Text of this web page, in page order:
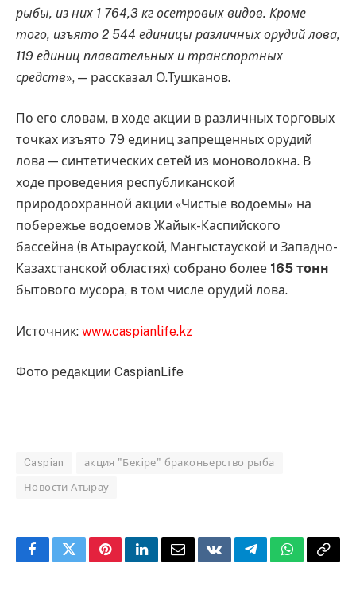
рыбы, из них 1 764,3 кг осетровых видов. Кроме
того, изъято 2 544 единицы различных орудий лова,
119 единиц плавательных и транспортных
средств», — рассказал О.Тушканов.
По его словам, в ходе акции в различных торговых
точках изъято 79 единиц запрещенных орудий
лова — синтетических сетей из моноволокна. В
ходе проведения республиканской
природоохранной акции «Чистые водоемы» на
побережье водоемов Жайык-Каспийского
бассейна (в Атырауской, Мангыстауской и Западно-
Казахстанской областях) собрано более 165 тонн
бытового мусора, в том числе орудий лова.
Источник: www.caspianlife.kz
Фото редакции CaspianLife
Caspian акция "Бекiре" браконьерство рыба
Новости Атырау
FacebookTwitterPinterestLinkedInEmailVKontakteTelegramWhatsApp
Copy